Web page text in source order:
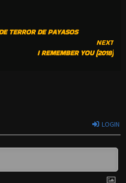
TERROR DE PAYASOS
NEXT
I REMEMBER YOU (2018)
LOGIN